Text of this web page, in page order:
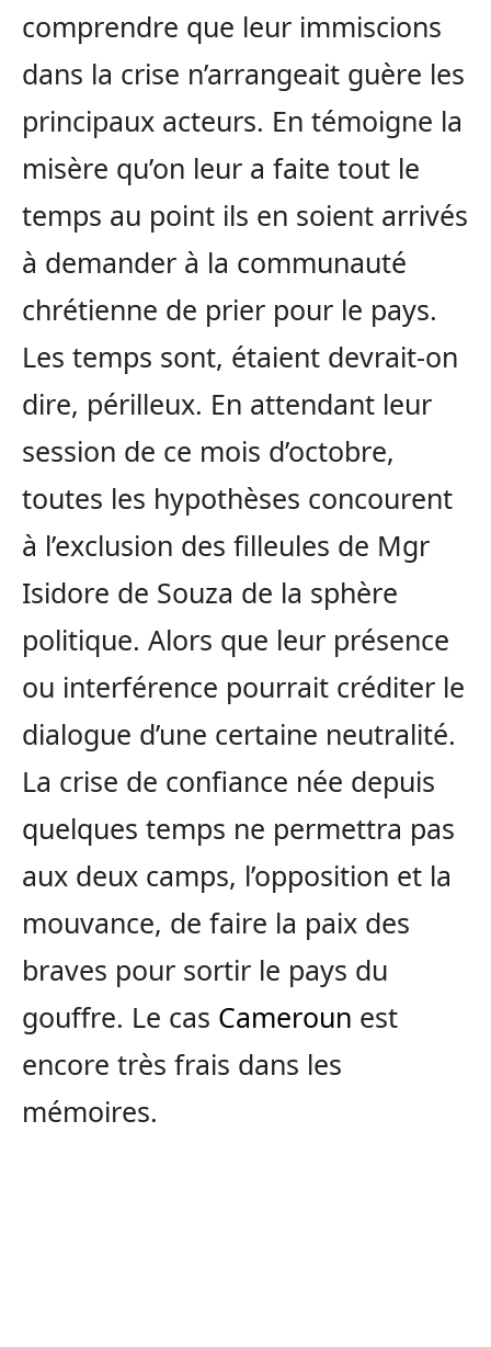
comprendre que leur immiscions
dans la crise n’arrangeait guère les
principaux acteurs. En témoigne la
misère qu’on leur a faite tout le
temps au point ils en soient arrivés
à demander à la communauté
chrétienne de prier pour le pays.
Les temps sont, étaient devrait-on
dire, périlleux. En attendant leur
session de ce mois d’octobre,
toutes les hypothèses concourent
à l’exclusion des filleules de Mgr
Isidore de Souza de la sphère
politique. Alors que leur présence
ou interférence pourrait créditer le
dialogue d’une certaine neutralité.
La crise de confiance née depuis
quelques temps ne permettra pas
aux deux camps, l’opposition et la
mouvance, de faire la paix des
braves pour sortir le pays du
gouffre. Le cas Cameroun est
encore très frais dans les
mémoires.